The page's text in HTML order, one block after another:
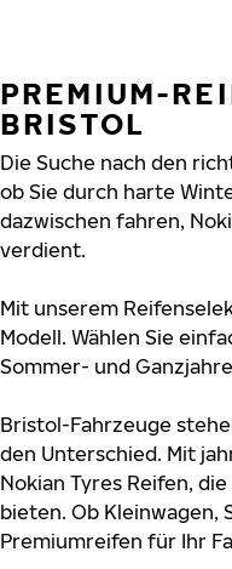
PREMIUM-
BRISTOL
Die Suche nach den
ob Sie durch harte
dazwischen fahren,
verdient.
Mit unserem
Modell. Wählen Sie
Sommer- und
Bristol-Fahrzeuge
den Unterschied. Mit
Nokian Tyres Reifen,
bieten. Ob Kleinwagen,
Premiumreifen für Ihr